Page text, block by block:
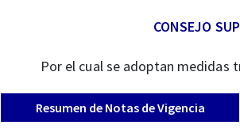
CONSEJO
Por el cual se adoptan medidas
Resumen de Notas de Vigencia